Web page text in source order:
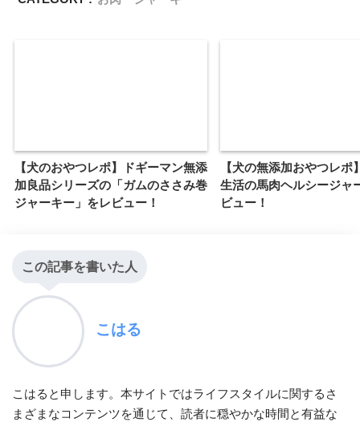
【犬のおやつレポ】ドギーマン無添
加良品シリーズの「ガムのささみ巻
ジャーキー」をレビュー！
【犬の無添加おやつレポ
生活の馬肉ヘルシージャ
ビュー！
この記事を書いた人
こはる
こはると申します。本サイトではライフスタイルに関するさ
まざまなコンテンツを通じて、読者に穏やかな時間と有益な